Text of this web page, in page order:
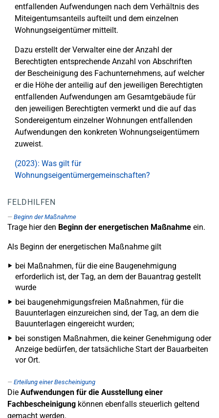
entfallenden Aufwendungen nach dem Verhältnis des
Miteigentumsanteils aufteilt und dem einzelnen
Wohnungseigentümer mitteilt.
Dazu erstellt der Verwalter eine der Anzahl der
Berechtigten entsprechende Anzahl von Abschriften
der Bescheinigung des Fachunternehmens, auf welcher
er die Höhe der anteilig auf den jeweiligen Berechtigten
entfallenden Aufwendungen am Gesamtgebäude für
den jeweiligen Berechtigten vermerkt und die auf das
Sondereigentum einzelner Wohnungen entfallenden
Aufwendungen den konkreten Wohnungseigentümern
zuweist.
(2023): Was gilt für
Wohnungseigentümergemeinschaften?
FELDHILFEN
Beginn der Maßnahme
Trage hier den Beginn der energetischen Maßnahme ein.
Als Beginn der energetischen Maßnahme gilt
bei Maßnahmen, für die eine Baugenehmigung
erforderlich ist, der Tag, an dem der Bauantrag gestellt
wurde
bei baugenehmigungsfreien Maßnahmen, für die
Bauunterlagen einzureichen sind, der Tag, an dem die
Bauunterlagen eingereicht wurden;
bei sonstigen Maßnahmen, die keiner Genehmigung oder
Anzeige bedürfen, der tatsächliche Start der Bauarbeiten
vor Ort.
Erteilung einer Bescheinigung
Die Aufwendungen für die Ausstellung einer
Fachbescheinigung können ebenfalls steuerlich geltend
gemacht werden.